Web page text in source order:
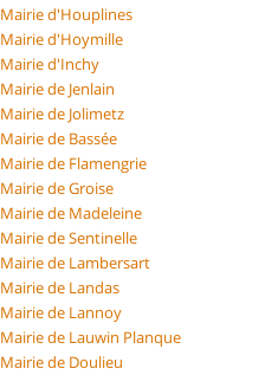
Mairie d'Houplines
Mairie d'Hoymille
Mairie d'Inchy
Mairie de Jenlain
Mairie de Jolimetz
Mairie de Bassée
Mairie de Flamengrie
Mairie de Groise
Mairie de Madeleine
Mairie de Sentinelle
Mairie de Lambersart
Mairie de Landas
Mairie de Lannoy
Mairie de Lauwin Planque
Mairie de Doulieu